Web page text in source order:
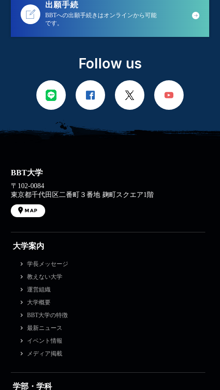
出願手続
BBTへの出願手続きはオンラインから可能
です。
Follow us
BBT大学
〒102-0084
東京都千代田区二番町３番地 麹町スクエア1階
MAP
大学案内
学長メッセージ
教えない大学
運営組織
大学概要
BBT大学の特徴
最新ニュース
イベント情報
メディア掲載
学部・学科